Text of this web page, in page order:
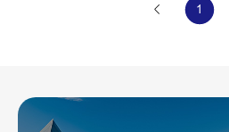
1